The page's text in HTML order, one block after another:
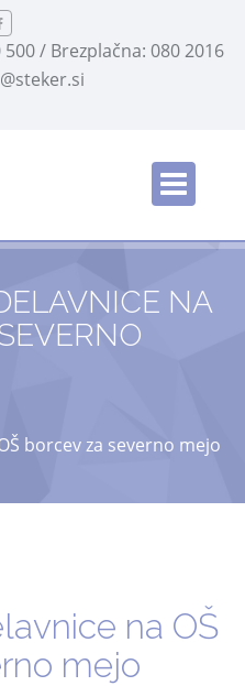
/ Brezplačna: 080 2016
NA
borcev za severno mejo
na OŠ
mejo